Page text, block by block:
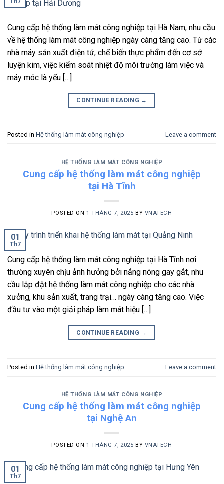
Cung cấp hệ thống làm mát công nghiệp tại Hà Nam, nhu cầu
về hệ thống làm mát công nghiệp ngày càng tăng cao. Từ các
nhà máy sản xuất điện tử, chế biến thực phẩm đến cơ sở
luyện kim, việc kiểm soát nhiệt độ môi trường làm việc và
máy móc là yếu […]
CONTINUE READING →
Posted in Hệ thống làm mát công nghiệp Leave a comment
HỆ THỐNG LÀM MÁT CÔNG NGHIỆP
Cung cấp hệ thống làm mát công nghiệp
tại Hà Tĩnh
POSTED ON1 THÁNG 7, 2025 BY VNATECH
01
Th7
Cung cấp hệ thống làm mát công nghiệp tại Hà Tĩnh nơi
thường xuyên chịu ảnh hưởng bởi nắng nóng gay gắt, nhu
cầu lắp đặt hệ thống làm mát công nghiệp cho các nhà
xưởng, khu sản xuất, trang trại… ngày càng tăng cao. Việc
đầu tư vào một giải pháp làm mát hiệu […]
CONTINUE READING →
Posted in Hệ thống làm mát công nghiệp Leave a comment
HỆ THỐNG LÀM MÁT CÔNG NGHIỆP
Cung cấp hệ thống làm mát công nghiệp
tại Nghệ An
POSTED ON1 THÁNG 7, 2025 BY VNATECH
01
Th7